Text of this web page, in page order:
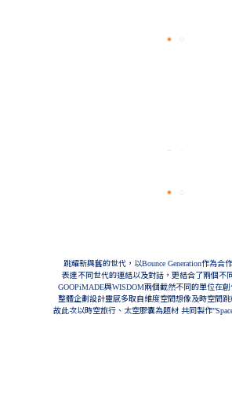
跳耀新與舊的世代，以Bounce Generation作為合
表達不同世代的連結以及對話，更結合了兩個不
GOOPiMADE與WISDOM兩個截然不同的單位在
整體企劃設計靈感多取自維度空間想像及時空間
故此次以時空旅行、太空膠囊為題材 共同製作